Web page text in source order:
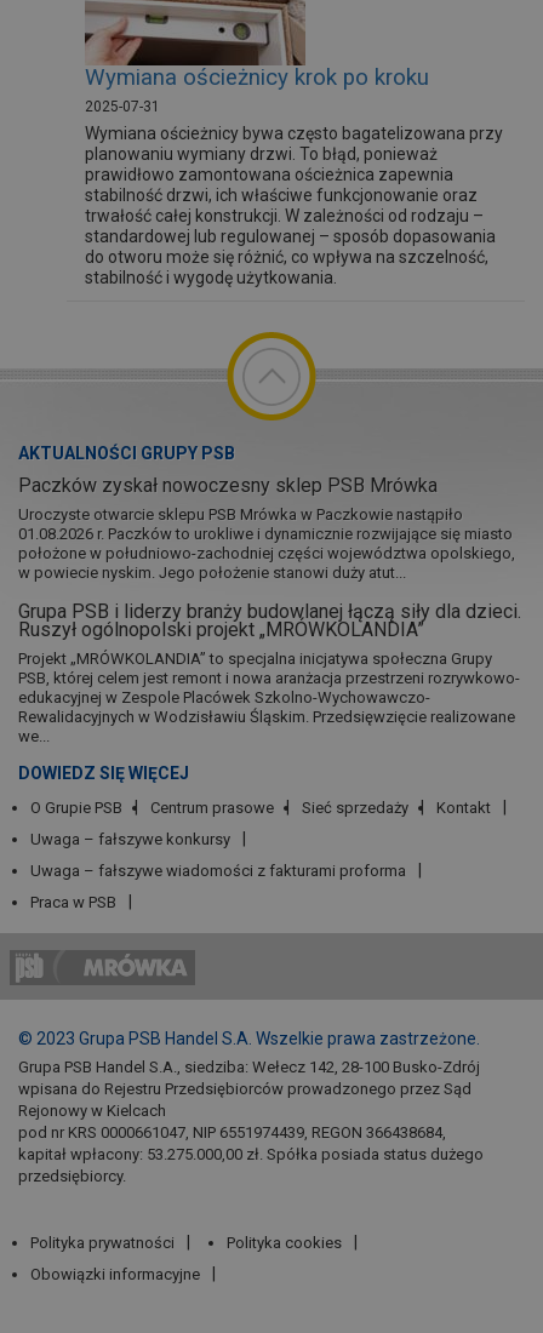
Wymiana ościeżnicy krok po kroku
2025-07-31
Wymiana ościeżnicy bywa często bagatelizowana przy
planowaniu wymiany drzwi. To błąd, ponieważ
prawidłowo zamontowana ościeżnica zapewnia
stabilność drzwi, ich właściwe funkcjonowanie oraz
trwałość całej konstrukcji. W zależności od rodzaju –
standardowej lub regulowanej – sposób dopasowania
do otworu może się różnić, co wpływa na szczelność,
stabilność i wygodę użytkowania.
AKTUALNOŚCI GRUPY PSB
Paczków zyskał nowoczesny sklep PSB Mrówka
Uroczyste otwarcie sklepu PSB Mrówka w Paczkowie nastąpiło
01.08.2026 r. Paczków to urokliwe i dynamicznie rozwijające się miasto
położone w południowo-zachodniej części województwa opolskiego,
w powiecie nyskim. Jego położenie stanowi duży atut...
Grupa PSB i liderzy branży budowlanej łączą siły dla dzieci.
Ruszył ogólnopolski projekt „MRÓWKOLANDIA”
Projekt „MRÓWKOLANDIA” to specjalna inicjatywa społeczna Grupy
PSB, której celem jest remont i nowa aranżacja przestrzeni rozrywkowo-
edukacyjnej w Zespole Placówek Szkolno-Wychowawczo-
Rewalidacyjnych w Wodzisławiu Śląskim. Przedsięwzięcie realizowane
we...
DOWIEDZ SIĘ WIĘCEJ
O Grupie PSB Centrum prasowe Sieć sprzedaży
Kontakt
Uwaga – fałszywe konkursy
Uwaga – fałszywe wiadomości z fakturami proforma
Praca w PSB
© 2023 Grupa PSB Handel S.A. Wszelkie prawa zastrzeżone.
Grupa PSB Handel S.A., siedziba: Wełecz 142, 28-100 Busko-Zdrój
wpisana do Rejestru Przedsiębiorców prowadzonego przez Sąd
Rejonowy w Kielcach
pod nr KRS 0000661047, NIP 6551974439, REGON 366438684,
kapitał wpłacony: 53.275.000,00 zł. Spółka posiada status dużego
przedsiębiorcy.
Polityka prywatności
Polityka cookies
Obowiązki informacyjne